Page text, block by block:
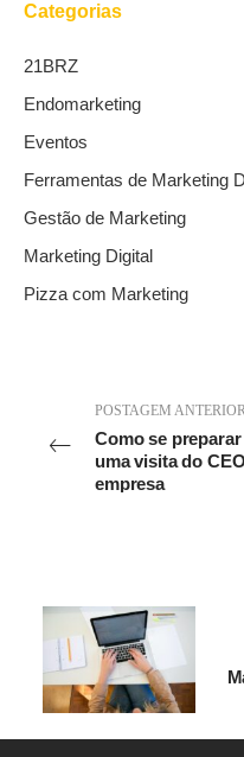
Categorias
21BRZ
Endomarketing
Eventos
Ferramentas de Marketing
Gestão de Marketing
Marketing Digital
Pizza com Marketing
POSTAGEM
Como se
uma visita do
empresa